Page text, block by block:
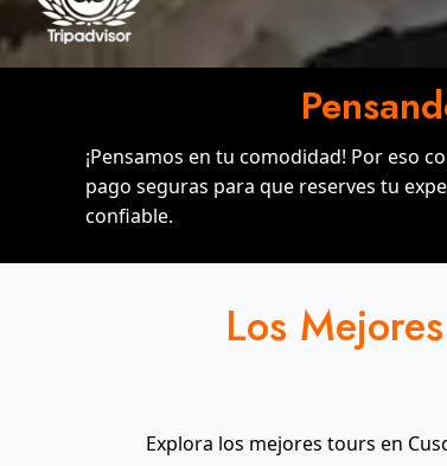
¡Pensamos en tu comodidad! Por eso
pago seguras para que reserves tu
confiable.
Los
Explora los mejores tours en